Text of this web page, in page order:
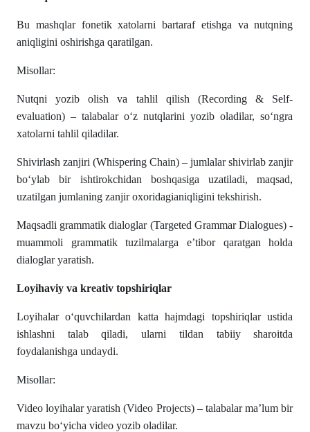
Bu mashqlar fonetik xatolarni bartaraf etishga va nutqning
aniqligini oshirishga qaratilgan.
Misollar:
Nutqni yozib olish va tahlil qilish (Recording & Self-
evaluation) – talabalar o‘z nutqlarini yozib oladilar, so‘ngra
xatolarni tahlil qiladilar.
Shivirlash zanjiri (Whispering Chain) – jumlalar shivirlab zanjir
bo‘ylab bir ishtirokchidan boshqasiga uzatiladi, maqsad,
uzatilgan jumlaning zanjir oxoridagianiqligini tekshirish.
Maqsadli grammatik dialoglar (Targeted Grammar Dialogues) -
muammoli grammatik tuzilmalarga e’tibor qaratgan holda
dialoglar yaratish.
Loyihaviy va kreativ topshiriqlar
Loyihalar o‘quvchilardan katta hajmdagi topshiriqlar ustida
ishlashni talab qiladi, ularni tildan tabiiy sharoitda
foydalanishga undaydi.
Misollar:
Video loyihalar yaratish (Video Projects) – talabalar ma’lum bir
mavzu bo‘yicha video yozib oladilar.